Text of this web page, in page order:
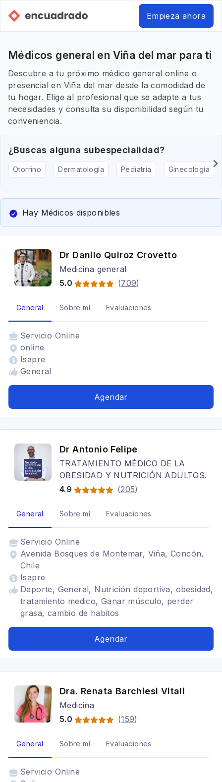
Empieza ahora
Médicos general en Viña del mar para ti
Descubre a tu próximo médico general online o
presencial en Viña del mar desde la comodidad de
tu hogar. Elige al profesional que se adapte a tus
necesidades y consulta su disponibilidad según tu
conveniencia.
¿Buscas alguna subespecialidad?
Otorrino Dermatología Pediatría Ginecología
Hay Médicos disponibles
Dr Danilo Quiroz Crovetto
Medicina general
5.0
(709)
General Sobre mí Evaluaciones
Servicio Online
online
Isapre
General
Agendar
Dr Antonio Felipe
TRATAMIENTO MÉDICO DE LA
OBESIDAD Y NUTRICIÓN ADULTOS.
4.9
(205)
General Sobre mí Evaluaciones
Servicio Online
Avenida Bosques de Montemar, Viña, Concón,
Chile
Isapre
Deporte, General, Nutrición deportiva, obesidad,
tratamiento medico, Ganar músculo, perder
grasa, cambio de habitos
Agendar
Dra. Renata Barchiesi Vitali
Medicina
5.0
(159)
General Sobre mí Evaluaciones
Servicio Online